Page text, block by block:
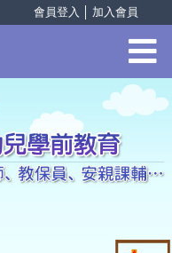
會員登入 加入會員